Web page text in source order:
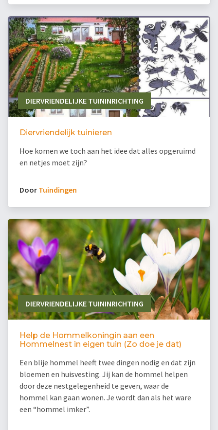
DIERVRIENDELIJKE TUININRICHTING
Diervriendelijk tuinieren
Hoe komen we toch aan het idee dat alles opgeruimd
en netjes moet zijn?
Door Tuindingen
DIERVRIENDELIJKE TUININRICHTING
Help de Hommelkoningin aan een
Hommelnest in eigen tuin (Zo doe je dat)
Een blije hommel heeft twee dingen nodig en dat zijn
bloemen en huisvesting. Jij kan de hommel helpen
door deze nestgelegenheid te geven, waar de
hommel kan gaan wonen. Je wordt dan als het ware
een “hommel imker”.